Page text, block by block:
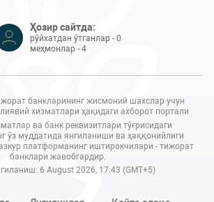
Ҳозир сайтда:
рўйхатдан ўтганлар - 0
меҳмонлар - 4
банкларининг жисмоний шахслар учун
хизматлари ҳақидаги ахборот портали
ва банк реквизитлари тўғрисидаги
ўз муддатида янгиланиши ва ҳаққонийлиги
платформанинг иштирокчилари - тижорат
банклари жавобгардир.
6 August 2026, 17:43 (GMT+5)